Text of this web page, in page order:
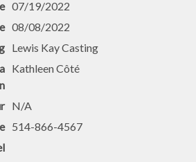
07/19/2022
08/08/2022
Lewis Kay Casting
Kathleen Côté
N/A
514-866-4567